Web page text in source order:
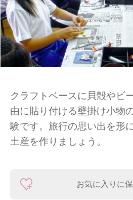
クラフトベースに貝殻やビ
由に貼り付ける壁掛け小物
験です。旅行の思い出を形
土産を作りましょう。
お気に入りに